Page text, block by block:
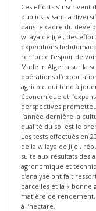
Ces efforts s’inscrivent
publics, visant la
dans le cadre du
wilaya de Jijel, des
expéditions
renforce l’espoir de
Made In Algeria sur la
opérations
agricole qui tend à
économique et
perspectives
l’année dernière la
qualité du sol est le
Les tests effectués en
de la wilaya de Jijel,
suite aux résultats des
agronomique et
d’analyse ont fait
parcelles et la « bonne
matière de rendement,
à l’hectare.